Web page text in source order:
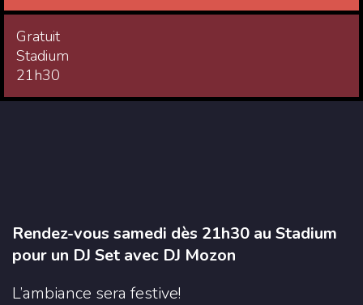
Gratuit
Stadium
21h30
Rendez-vous samedi dès 21h30 au Stadium
pour un DJ Set avec DJ Mozon
L’ambiance sera festive!